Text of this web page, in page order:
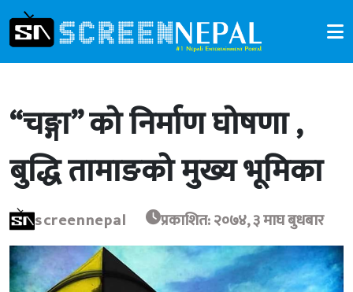
“चङ्गा” को निर्माण घोषणा ,
बुद्धि तामाङको मुख्य भूमिका
screennepal प्रकाशित: २०७४, ३ माघ बुधबार